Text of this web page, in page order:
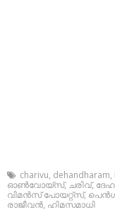
charivu, dehandharam,
ഓണ്‍വോയ്‌സ്, ചരിവ്,
വിമന്‍സ് പോയറ്റ്‌സ്,
രാജീവന്‍, ഹിമസമാധി